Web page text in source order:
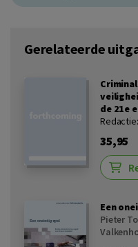
Gerelateerde
de 21e
Redactie:
35,95
Een
Pieter